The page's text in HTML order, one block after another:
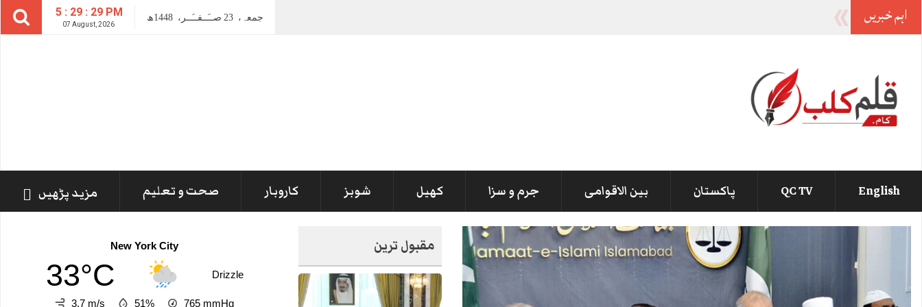
5 : 29 : 31 PM
07 August, 2026
جمعہ، 23 صــَــفــَــر، 1448ھ اہم خبریں
English
QC TV پاکستان بین الاقوامی جرم و سزا کھیل شوبز کاروبار صحت و تعلیم مزید پڑھیں
مقبول ترین New York City
33°C Drizzle
3.7 m/s 51% 765 mmHg